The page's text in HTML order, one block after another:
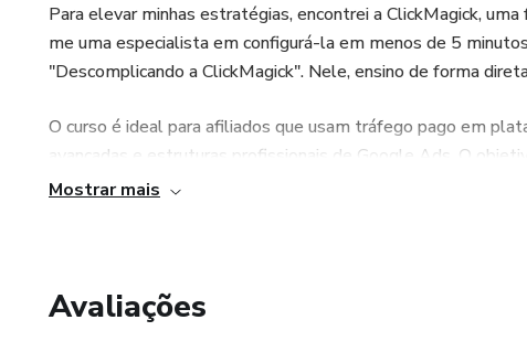
Para elevar minhas estratégias, encontrei a ClickMagick,
me uma especialista em configurá-la em menos de 5
"Descomplicando a ClickMagick". Nele, ensino de forma
O curso é ideal para afiliados que usam tráfego pago em
avançadas e estruturas profissionais de Google Ads. O
O "Descomplicando a ClickMagick" é único, não há materiais
ofereço aprendizado rápido e direto ao ponto.
Mostrar mais
Avaliações